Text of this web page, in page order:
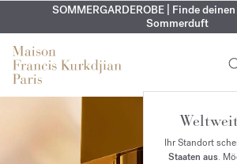
EXKLUSIV | Erhalten Sie OUD velvet mood
KOSTENLOSE GRAVUR | Auf alle Düfte
9. August
SOMMERGARDEROBE | Finde
Sommerduft
Ihr Standort
Staaten aus.